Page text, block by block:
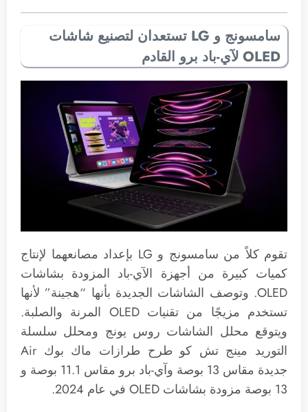
سامسونج و LG تستعدان لتصنيع شاشات
OLED لآي-باد برو القادم
تقوم كلاً من سامسونج و LG بإعداد مصانعهما لإنتاج
كميات كبيرة من أجهزة الآي-باد المزودة بشاشات
OLED. وتوصف الشاشات الجديدة بأنها “هجينة” لأنها
تستخدم مزيجًا من تقنيات OLED المرنة والصلبة.
ويتوقع محلل الشاشات روس يونج ومحلل سلسلة
التوريد مينج تش كو طرح طرازات ماك بوك Air
جديدة مقاس 13 بوصة وآي-باد برو مقاس 11.1 بوصة و
13 بوصة مزودة بشاشات OLED في عام 2024.